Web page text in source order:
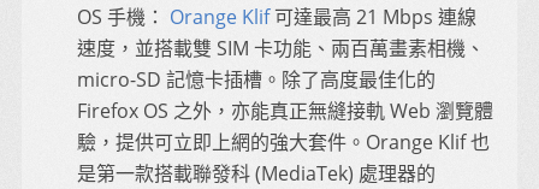
OS 手機： Orange Klif可達最高 21 Mbps 連線
速度，並搭載雙 SIM 卡功能、兩百萬畫素相機、
micro-SD 記憶卡插槽。除了高度最佳化的
Firefox OS 之外，亦能真正無縫接軌 Web 瀏覽體
驗，提供可立即上網的強大套件。Orange Klif 也
是第一款搭載聯發科 (MediaTek) 處理器的